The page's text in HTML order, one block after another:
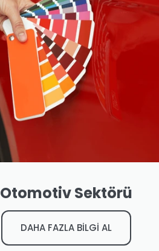
Otomotiv Sektörü
DAHA FAZLA BİLGİ AL